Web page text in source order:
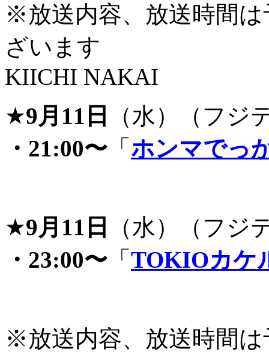
※放送内容、放送時間
ざいます
KIICHI NAKAI
★9月11日
（水）（フジ
・21:00〜 「 ホンマでっ
★9月11日
（水）（フジ
・23:00〜 「 TOKIOカケ
※放送内容、放送時間